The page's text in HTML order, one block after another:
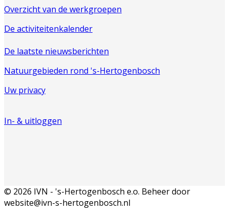
Overzicht van de werkgroepen
De activiteitenkalender
De laatste nieuwsberichten
Natuurgebieden rond 's-Hertogenbosch
Uw privacy
In- & uitloggen
© 2026 IVN - 's-Hertogenbosch e.o. Beheer door
website@ivn-s-hertogenbosch.nl